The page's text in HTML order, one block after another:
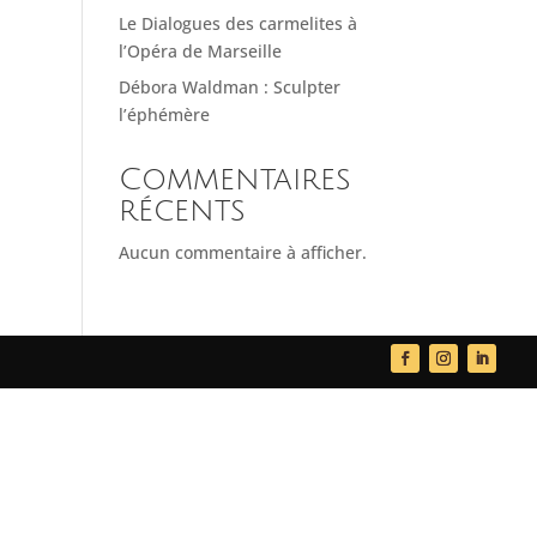
Le Dialogues des carmelites à
l’Opéra de Marseille
Débora Waldman : Sculpter
l’éphémère
Commentaires
récents
Aucun commentaire à afficher.